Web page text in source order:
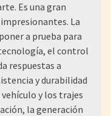
Es una gran
La
a prueba para
el control
respuestas a
y durabilidad
y los trajes
la generación